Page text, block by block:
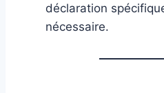
déclaration
nécessaire.